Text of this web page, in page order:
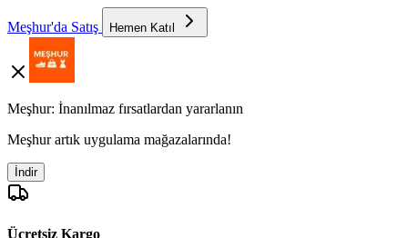
Meşhur'da Satış Hemen Katıl
Meşhur: İnanılmaz fırsatlardan yararlanın
Meşhur artık uygulama mağazalarında!
İndir
Ücretsiz Kargo